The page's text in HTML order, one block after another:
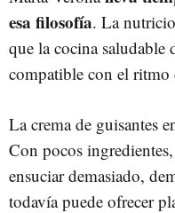
esa filosofía. La
que la cocina saludable
compatible con el ritmo
La crema de guisantes
Con pocos
ensuciar demasiado,
todavía puede ofrecer